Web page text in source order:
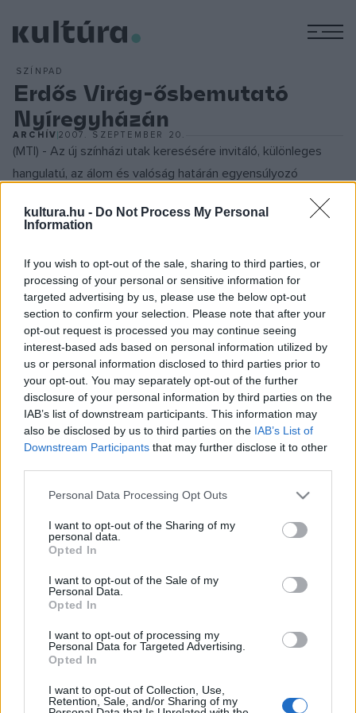
kultura.hu - Do Not Process My Personal
Information
If you wish to opt-out of the sale, sharing to third parties, or
processing of your personal or sensitive information for
targeted advertising by us, please use the below opt-out
section to confirm your selection. Please note that after your
opt-out request is processed you may continue seeing
interest-based ads based on personal information utilized by
us or personal information disclosed to third parties prior to
your opt-out. You may separately opt-out of the further
disclosure of your personal information by third parties on the
IAB’s list of downstream participants. This information may
also be disclosed by us to third parties on the IAB’s List of
Downstream Participants that may further disclose it to other
Please note that this website/app uses one or more Google
not limited to your visit or usage behaviour. You may click to
grant or deny consent to Google and its third-party tags to
use your data for below specified purposes in below Google
consent section.
Personal Data Processing Opt Outs
I want to opt-out of the Sharing of my
personal data.
Opted In
I want to opt-out of the Sale of my
Personal Data.
Opted In
I want to opt-out of processing my
Personal Data for Targeted Advertising.
Opted In
I want to opt-out of Collection, Use,
Retention, Sale, and/or Sharing of my
SZÍNPAD
Erdős Virág-ősbemutató
Nyíregyházán
ARCHÍV2007. SZEPTEMBER 20.
(MTI) - Az új színházi utak keresésére invitáló, különleges
hangulatú, az álom és valóság határán egyensúlyozó
abszurd darab egy öngyilkos bombamerényletet elkövető
fiatal lány kapcsolatairól szól - mondta Magyar Krisztina, a
sajátos költői nyelven fogalmazza meg a mai ember életét
jellemző hazugságokat, szeretetlenséget, magányt és
ürességet, egy látszatvilág elgondolkodtató epizódjait.
Az abszurd színművetKeszég Lászlórendezi, s a főbb
szerepeket
Losonczi Katalin Pregitzer Fruzsina
Fellinger Domonkos,Olt Tamás,Tóth Károlyés Tóth
Zoltán Lászlóalakítja. Az ősbemutató szombaton lesz a
nyíregyházi teátrum Krúdy Gyula Kamaraszínpadán.
Szeptemberben még egy premier lesz a Móricz Zsigmond
Színházban, 29-én Csukás-Darvas Ágacska
mesejátékát mutatják be.
MEGOSZTÁS